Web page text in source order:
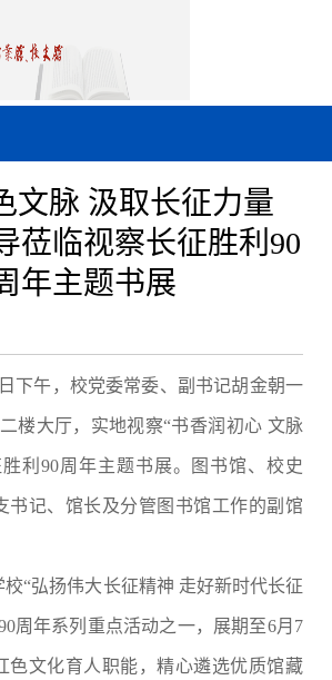
文脉 汲取长征力量
临视察长征胜利90
年主题书展
下午，校党委常委、副书记胡金朝一
楼大厅，实地视察“书香润初心 文脉
利90周年主题书展。图书馆、校史
书记、馆长及分管图书馆工作的副馆
校“弘扬伟大长征精神 走好新时代长征
周年系列重点活动之一，展期至6月7
色文化育人职能，精心遴选优质馆藏